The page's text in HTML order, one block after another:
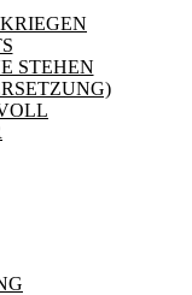
STEHEN